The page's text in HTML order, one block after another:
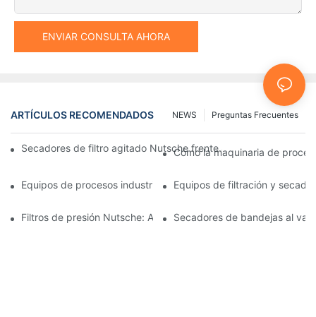
ENVIAR CONSULTA AHORA
ARTÍCULOS RECOMENDADOS Preguntas Frecuentes
NEWS
Secadores de filtro agitado Nutsche frente a otros métodos de
Cómo la maquinaria de
Equipos de procesos industriales: innovaciones que moldean el
Equipos de filtración y
Filtros de presión Nutsche: Aplicaciones en las industrias
Secadores de bandejas al